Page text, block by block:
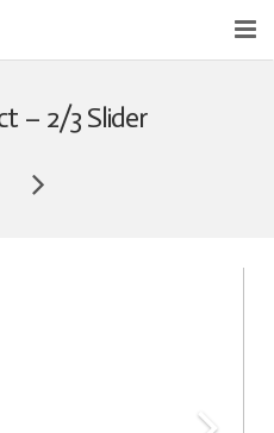
– 2/3 Slider